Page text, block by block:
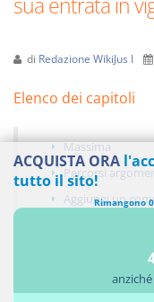
di Redazione WikiJus I
Elenco dei capitoli
Massima
Percorsi
Aggiungi un
ACQUISTA ORA
tutto il sito!
Rimangono
anziché